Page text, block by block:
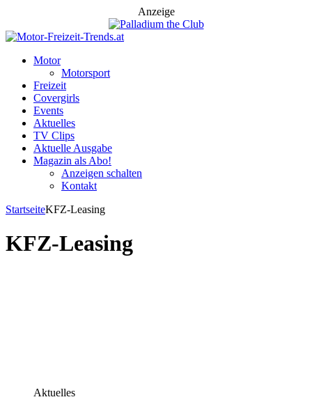
Anzeige
Motor
Motorsport
Freizeit
Covergirls
Events
Aktuelles
TV Clips
Aktuelle Ausgabe
Magazin als Abo!
Anzeigen schalten
Kontakt
StartseiteKFZ-Leasing
KFZ-Leasing
Aktuelles